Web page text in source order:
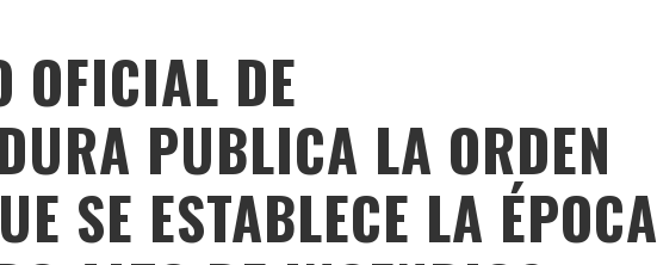
OFICIAL DE
PUBLICA LA ORDEN
SE ESTABLECE LA ÉPOCA